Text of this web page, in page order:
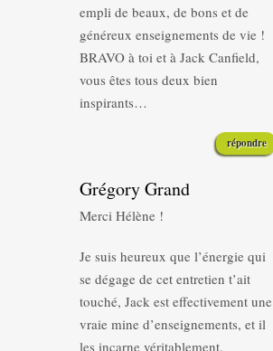
empli de beaux, de bons et de
généreux enseignements de vie !
BRAVO à toi et à Jack Canfield,
vous êtes tous deux bien
inspirants…
répondre
Grégory Grand
Merci Hélène !
Je suis heureux que l’énergie qui
se dégage de cet entretien t’ait
touché, Jack est effectivement une
vraie mine d’enseignements, et il
les incarne véritablement.